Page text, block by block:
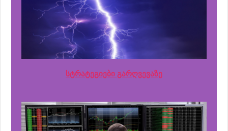
სტრატეგიები გარღვევაზე